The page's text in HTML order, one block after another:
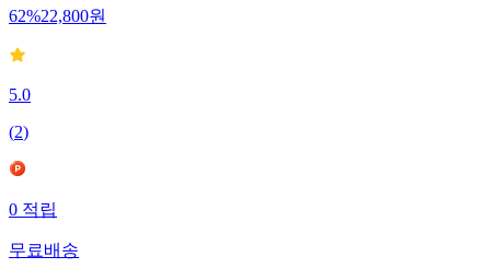
62%22,800원
5.0
(2)
0 적립
무료배송